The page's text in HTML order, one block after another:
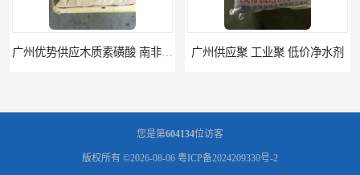
广州供应聚 工业聚 低价净水剂 供应广州 深圳 柠檬酸 山东英轩柠檬酸 二水柠檬酸
您是第604134位访客
版权所有 ©2026-08-06 粤ICP备2024209330号-2